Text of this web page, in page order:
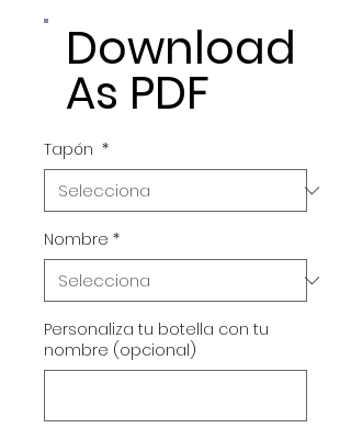
Download
As PDF
Tapón *
Nombre *
Personaliza tu botella con tu
nombre (opcional)